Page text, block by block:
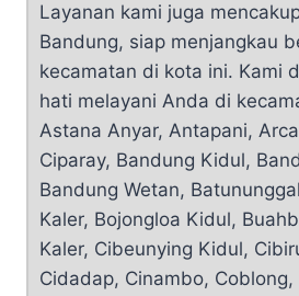
Layanan kami juga
Bandung, siap menjangkau
kecamatan di kota ini. Kami
hati melayani Anda di
Astana Anyar, Antapani,
Ciparay, Bandung Kidul,
Bandung Wetan,
Kaler, Bojongloa Kidul,
Kaler, Cibeunying Kidul,
Cidadap, Cinambo,